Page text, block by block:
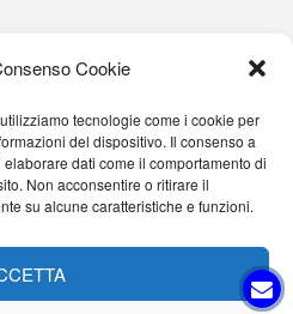
Cookie
tecnologie come i cookie per
del dispositivo. Il consenso a
dati come il comportamento di
Non acconsentire o ritirare il
su alcune caratteristiche e funzioni.